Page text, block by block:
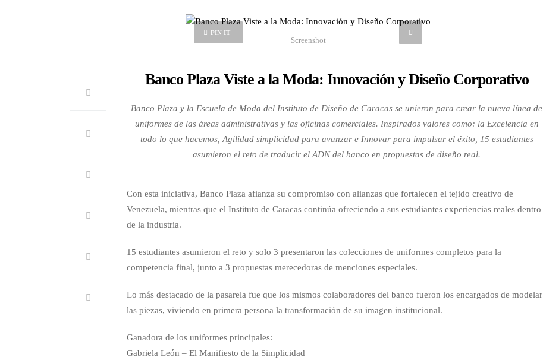
PIN IT
Screenshot
Banco Plaza Viste a la Moda: Innovación y Diseño Corporativo
Banco Plaza y la Escuela de Moda del Instituto de Diseño de Caracas se unieron para crear la nueva línea de
uniformes de las áreas administrativas y las oficinas comerciales. Inspirados valores como: la Excelencia en
todo lo que hacemos, Agilidad simplicidad para avanzar e Innovar para impulsar el éxito, 15 estudiantes
asumieron el reto de traducir el ADN del banco en propuestas de diseño real.
Con esta iniciativa, Banco Plaza afianza su compromiso con alianzas que fortalecen el tejido creativo de
Venezuela, mientras que el Instituto de Caracas continúa ofreciendo a sus estudiantes experiencias reales dentro
de la industria.
15 estudiantes asumieron el reto y solo 3 presentaron las colecciones de uniformes completos para la
competencia final, junto a 3 propuestas merecedoras de menciones especiales.
Lo más destacado de la pasarela fue que los mismos colaboradores del banco fueron los encargados de modelar
las piezas, viviendo en primera persona la transformación de su imagen institucional.
Ganadora de los uniformes principales:
Gabriela León – El Manifiesto de la Simplicidad